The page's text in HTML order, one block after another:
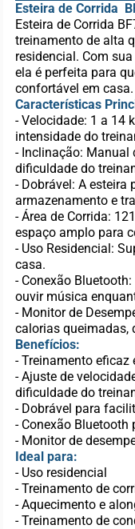
Esteira de Corrida
Esteira de Corrida
treinamento de alta
residencial. Com
ela é perfeita para
confortável em casa.
Características
- Velocidade: 1 a 14
intensidade do
- Inclinação: Manual
dificuldade do
- Dobrável: A esteira
armazenamento e
- Área de Corrida:
espaço amplo para
- Uso Residencial:
casa.
- Conexão
ouvir música
- Monitor de
calorias queimadas,
Benefícios:
- Treinamento
- Ajuste de
dificuldade do
- Dobrável para
- Conexão
- Monitor de
Ideal para:
- Uso residencial
- Treinamento de
- Aquecimento e
- Treinamento de